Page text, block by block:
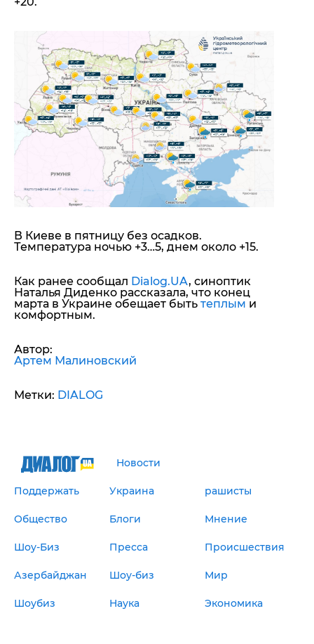
В Киеве в пятницу без осадков.
Температура ночью +3…5, днем около +15.
Как ранее сообщал Dialog.UA, синоптик
Наталья Диденко рассказала, что конец
марта в Украине обещает быть теплым и
комфортным.
Автор:
Артем Малиновский
Метки: DIALOG
Новости
Поддержать Украина рашисты
Общество Блоги Мнение
Шоу-Биз Пресса Происшествия
Азербайджан Шоу-биз Мир
Шоубиз Наука Экономика